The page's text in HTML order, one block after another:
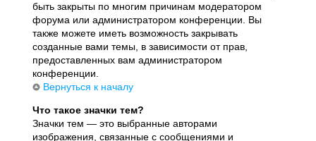
быть закрыты по многим причинам модератором
форума или администратором конференции. Вы
также можете иметь возможность закрывать
созданные вами темы, в зависимости от прав,
предоставленных вам администратором
конференции.
Вернуться к началу
Что такое значки тем?
Значки тем — это выбранные авторами
изображения, связанные с сообщениями и